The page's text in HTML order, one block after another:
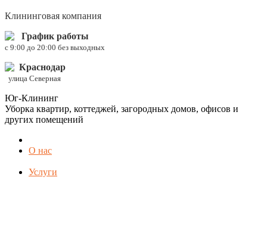
Клининговая компания
График работы
c 9:00 до 20:00 без выходных
Краснодар
улица Северная
Юг-Клининг
Уборка квартир, коттеджей, загородных домов, офисов и
других помещений
О нас
Услуги